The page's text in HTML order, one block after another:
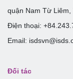
quận Nam Từ Liêm,
Điện thoại:
Email:
Đối tác